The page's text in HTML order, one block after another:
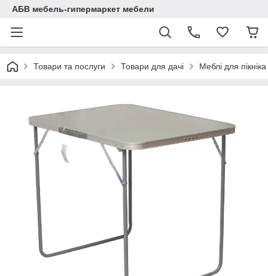
АБВ мебель-гипермаркет мебели
Товари та послуги Товари для дачі Меблі для